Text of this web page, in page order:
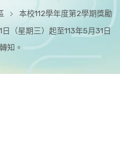
本校112學年度第2學期獎勵
（星期三）起至113年5月31日
知。